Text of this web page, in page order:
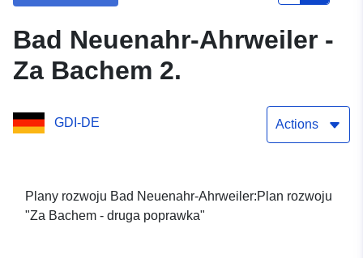
Bad Neuenahr-Ahrweiler -
Za Bachem 2.
GDI-DE Actions
Plany rozwoju Bad Neuenahr-Ahrweiler:Plan rozwoju
"Za Bachem - druga poprawka"